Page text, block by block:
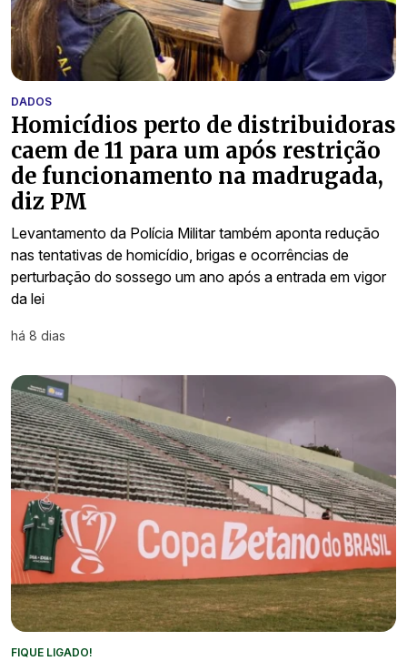
DADOS
Homicídios perto de distribuidoras
caem de 11 para um após restrição
de funcionamento na madrugada,
diz PM
Levantamento da Polícia Militar também aponta redução
nas tentativas de homicídio, brigas e ocorrências de
perturbação do sossego um ano após a entrada em vigor
da lei
há 8 dias
FIQUE LIGADO!